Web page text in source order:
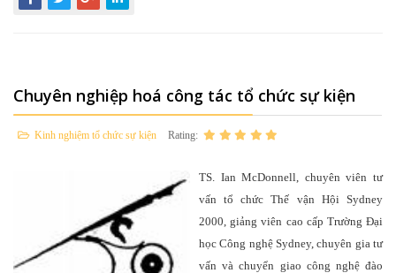
Chuyên nghiệp hoá công tác tổ chức sự kiện
Kinh nghiệm tổ chức sự kiện Rating:
TS. Ian McDonnell, chuyên viên tư
vấn tổ chức Thế vận Hội Sydney
2000, giảng viên cao cấp Trường Đại
học Công nghệ Sydney, chuyên gia tư
vấn và chuyển giao công nghệ đào